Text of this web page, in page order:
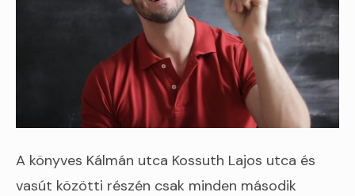
A könyves Kálmán utca Kossuth Lajos utca és
vasút közötti részén csak minden második